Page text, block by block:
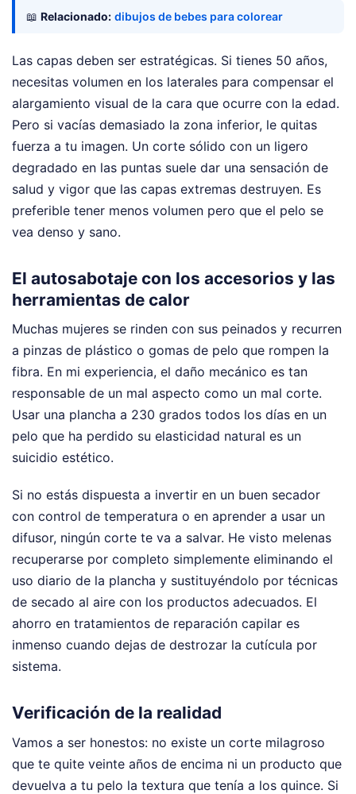
📖 Relacionado: dibujos de bebes para colorear
Las capas deben ser estratégicas. Si tienes 50 años,
necesitas volumen en los laterales para compensar el
alargamiento visual de la cara que ocurre con la edad.
Pero si vacías demasiado la zona inferior, le quitas
fuerza a tu imagen. Un corte sólido con un ligero
degradado en las puntas suele dar una sensación de
salud y vigor que las capas extremas destruyen. Es
preferible tener menos volumen pero que el pelo se
vea denso y sano.
El autosabotaje con los accesorios y las
herramientas de calor
Muchas mujeres se rinden con sus peinados y recurren
a pinzas de plástico o gomas de pelo que rompen la
fibra. En mi experiencia, el daño mecánico es tan
responsable de un mal aspecto como un mal corte.
Usar una plancha a 230 grados todos los días en un
pelo que ha perdido su elasticidad natural es un
suicidio estético.
Si no estás dispuesta a invertir en un buen secador
con control de temperatura o en aprender a usar un
difusor, ningún corte te va a salvar. He visto melenas
recuperarse por completo simplemente eliminando el
uso diario de la plancha y sustituyéndolo por técnicas
de secado al aire con los productos adecuados. El
ahorro en tratamientos de reparación capilar es
inmenso cuando dejas de destrozar la cutícula por
sistema.
Verificación de la realidad
Vamos a ser honestos: no existe un corte milagroso
que te quite veinte años de encima ni un producto que
devuelva a tu pelo la textura que tenía a los quince. Si